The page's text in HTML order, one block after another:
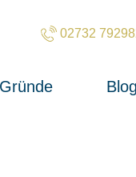
02732
Blog